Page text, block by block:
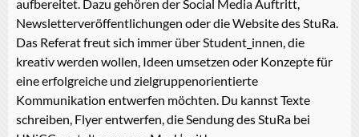
aufbereitet. Dazu gehören der Social Media Auftritt,
Newsletterveröffentlichungen oder die Website des StuRa.
Das Referat freut sich immer über Student_innen, die
kreativ werden wollen, Ideen umsetzen oder Konzepte für
eine erfolgreiche und zielgruppenorientierte
Kommunikation entwerfen möchten. Du kannst Texte
schreiben, Flyer entwerfen, die Sendung des StuRa bei